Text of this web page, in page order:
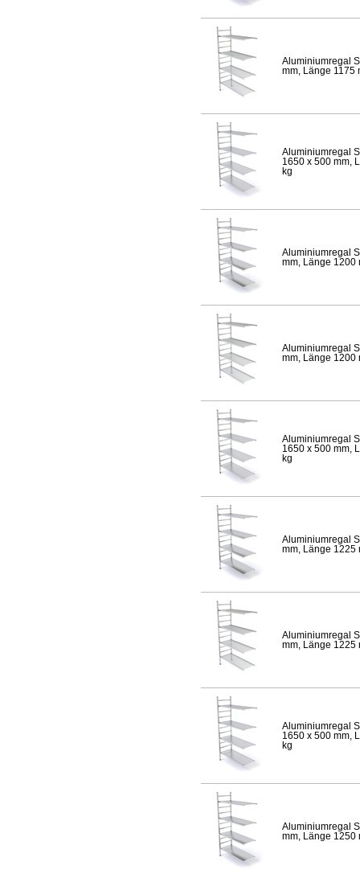
Aluminiumregal
mm, Länge 1175
Aluminiumregal
1650 x 500 mm,
kg
Aluminiumregal
mm, Länge 1200
Aluminiumregal
mm, Länge 1200
Aluminiumregal
1650 x 500 mm,
kg
Aluminiumregal
mm, Länge 1225
Aluminiumregal
mm, Länge 1225
Aluminiumregal
1650 x 500 mm,
kg
Aluminiumregal
mm, Länge 1250